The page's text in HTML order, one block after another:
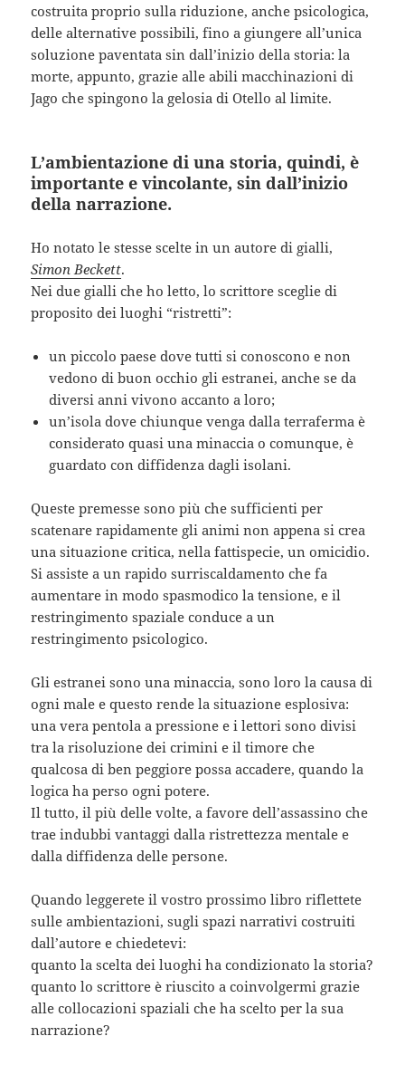
costruita proprio sulla riduzione, anche psicologica,
delle alternative possibili, fino a giungere all’unica
soluzione paventata sin dall’inizio della storia: la
morte, appunto, grazie alle abili macchinazioni di
Jago che spingono la gelosia di Otello al limite.
L’ambientazione di una storia, quindi, è
importante e vincolante, sin dall’inizio
della narrazione.
Ho notato le stesse scelte in un autore di gialli,
Simon Beckett.
Nei due gialli che ho letto, lo scrittore sceglie di
proposito dei luoghi “ristretti”:
un piccolo paese dove tutti si conoscono e non
vedono di buon occhio gli estranei, anche se da
diversi anni vivono accanto a loro;
un’isola dove chiunque venga dalla terraferma è
considerato quasi una minaccia o comunque, è
guardato con diffidenza dagli isolani.
Queste premesse sono più che sufficienti per
scatenare rapidamente gli animi non appena si crea
una situazione critica, nella fattispecie, un omicidio.
Si assiste a un rapido surriscaldamento che fa
aumentare in modo spasmodico la tensione, e il
restringimento spaziale conduce a un
restringimento psicologico.
Gli estranei sono una minaccia, sono loro la causa di
ogni male e questo rende la situazione esplosiva:
una vera pentola a pressione e i lettori sono divisi
tra la risoluzione dei crimini e il timore che
qualcosa di ben peggiore possa accadere, quando la
logica ha perso ogni potere.
Il tutto, il più delle volte, a favore dell’assassino che
trae indubbi vantaggi dalla ristrettezza mentale e
dalla diffidenza delle persone.
Quando leggerete il vostro prossimo libro riflettete
sulle ambientazioni, sugli spazi narrativi costruiti
dall’autore e chiedetevi:
quanto la scelta dei luoghi ha condizionato la storia?
quanto lo scrittore è riuscito a coinvolgermi grazie
alle collocazioni spaziali che ha scelto per la sua
narrazione?